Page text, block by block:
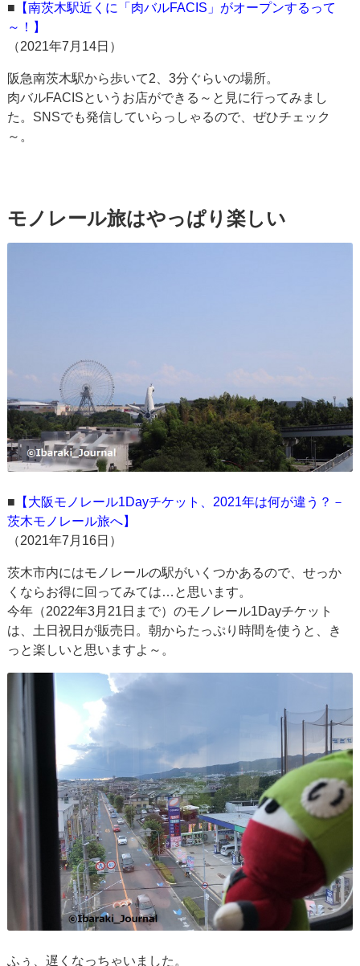
■ 【南茨木駅近くに「肉バルFACIS」がオープンするって
～！】
（2021年7月14日）
阪急南茨木駅から歩いて2、3分ぐらいの場所。
肉バルFACISというお店ができる～と見に行ってみまし
た。SNSでも発信していらっしゃるので、ぜひチェック
～。
モノレール旅はやっぱり楽しい
■ 【大阪モノレール1Dayチケット、2021年は何が違う？－
茨木モノレール旅へ】
（2021年7月16日）
茨木市内にはモノレールの駅がいくつかあるので、せっか
くならお得に回ってみては…と思います。
今年（2022年3月21日まで）のモノレール1Dayチケット
は、土日祝日が販売日。朝からたっぷり時間を使うと、き
っと楽しいと思いますよ～。
ふぅ、遅くなっちゃいました。